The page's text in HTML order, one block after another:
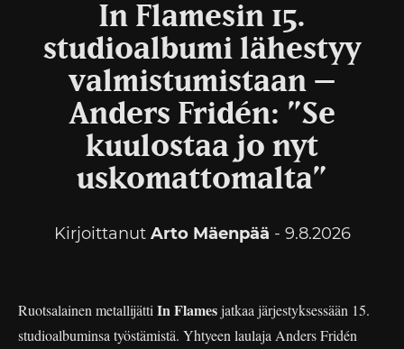
In Flamesin 15.
studioalbumi lähestyy
valmistumistaan –
Anders Fridén: ”Se
kuulostaa jo nyt
uskomattomalta”
Kirjoittanut Arto Mäenpää - 9.8.2026
Ruotsalainen metallijätti In Flamesjatkaa järjestyksessään 15.
studioalbuminsa työstämistä. Yhtyeen laulaja Anders Fridén